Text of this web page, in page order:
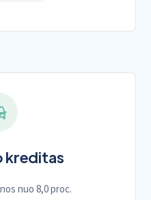
kreditas
nuo 8,0 proc.